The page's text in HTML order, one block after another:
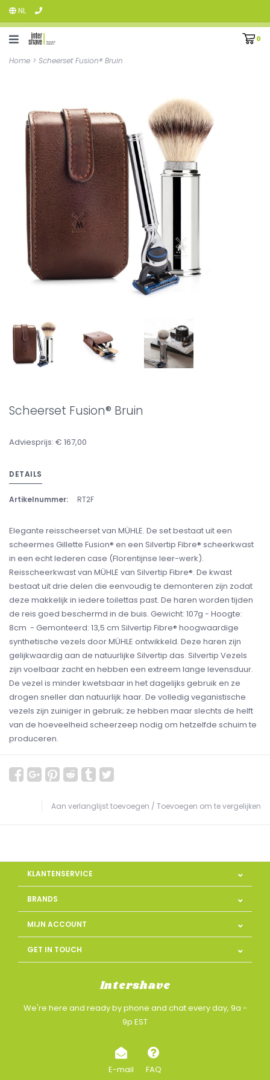
NL
0
Home > Scheerset Fusion® Bruin
Scheerset Fusion® Bruin
Adviesprijs: € 167,00
DETAILS
Artikelnummer: RT2F
Elegante reisscheerset van MÜHLE. De set bestaat uit een
scheermes Gillette Fusion® en een Silvertip Fibre® scheerkwast
in een echt lederen case (Florentijnse leer-werk).
Reisscheerkwast van MÜHLE van Silvertip Fibre®. De kwast
bestaat uit drie delen die eenvoudig te demonteren zijn zodat
deze makkelijk in iedere toilettas past. De haren worden tijden
de reis goed beschermd in de buis. Gewicht: 107g - Hoogte:
8cm - Gemonteerd: 13,5 cm Silvertip Fibre® hoogwaardige
synthetische vezels door MÜHLE ontwikkeld. Deze haren zijn
gelijkwaardig aan de natuurlijke Silvertip das. Silvertip Vezels
zijn voelbaar zacht en hebben een extreem lange levensduur.
De vezel is minder kwetsbaar in het dagelijks gebruik en ze
drogen sneller dan natuurlijk haar. De volledig veganistische
vezels zijn zuiniger in gebruik; ze hebben maar slechts de helft
van de hoeveelheid scheerzeep nodig om hetzelfde schuim te
produceren.
Aan verlanglijst toevoegen / Toevoegen om te vergelijken
KLANTENSERVICE
BRANDS
MIJN ACCOUNT
GET IN TOUCH
Intershave
We're here and ready by phone and chat every day, 9a -
9p EST
E-mail FAQ